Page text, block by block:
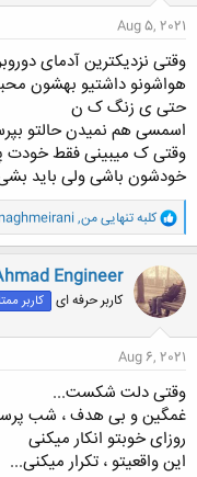
Aug 5, 2021
وقتی نزدیکترین آدمای
هواشونو داشتیو بهشون
حتی ی زنگ ک ن
اسمسی هم نمیدن حالتو
وقتی ک میبینی فقط خودت
خودشون باشی ولی باید
و
ا
ک
ن
ش
ه
ا
کلبه تنهایی من,
naghmeirani
Engineer
کاربر حرفه ای کاربر
Aug 6, 2021
وقتی دلت شکست...
غمگین و بی هدف ، شب
روزای خوبتو انکار میکنی
این واقعیتو ، تکرار میکنی...